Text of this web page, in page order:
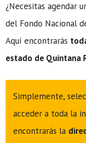
¿Necesitas agendar
del Fondo Nacional
Aquí encontrarás
estado de Quintana
Simplemente,
acceder a toda la
encontrarás la